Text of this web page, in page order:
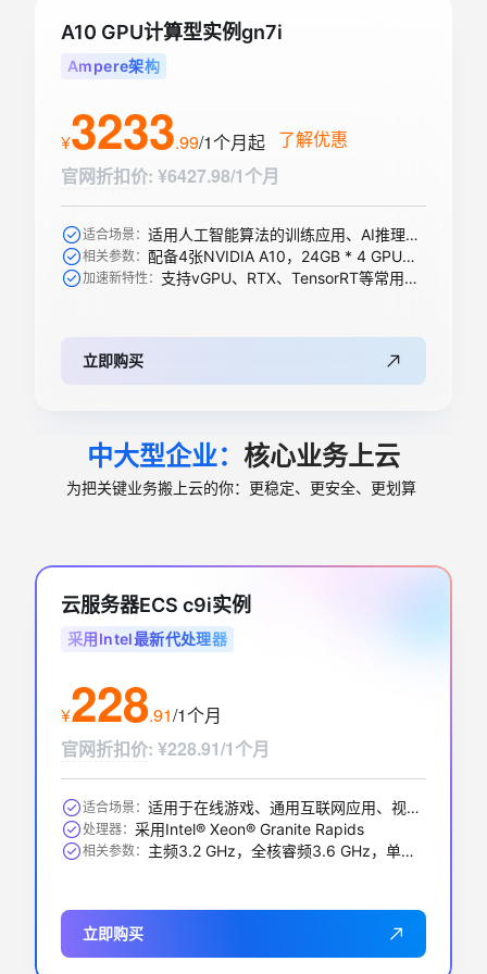
A10 GPU计算型实例gn7i
Ampere架构
¥3233.99/1个月起 了解优惠
官网折扣价: ¥6427.98/1个月
适合场景： 适用人工智能算法的训练应用、AI推理、科学计算等
相关参数： 配备4张NVIDIA A10，24GB * 4 GPU显存
加速新特性： 支持vGPU、RTX、TensorRT等常用加速功能
立即购买
中大型企业： 核心业务上云
为把关键业务搬上云的你：更稳定、更安全、更划算
云服务器ECS c9i实例
采用Intel最新代处理器
¥228.91/1个月
官网折扣价: ¥228.91/1个月
适合场景： 适用于在线游戏、通用互联网应用、视频编解码、数据库应用、搜索推荐等
处理器： 采用Intel® Xeon® Granite Rapids
相关参数： 主频3.2 GHz，全核睿频3.6 GHz，单核最大睿频3.9GHz
立即购买